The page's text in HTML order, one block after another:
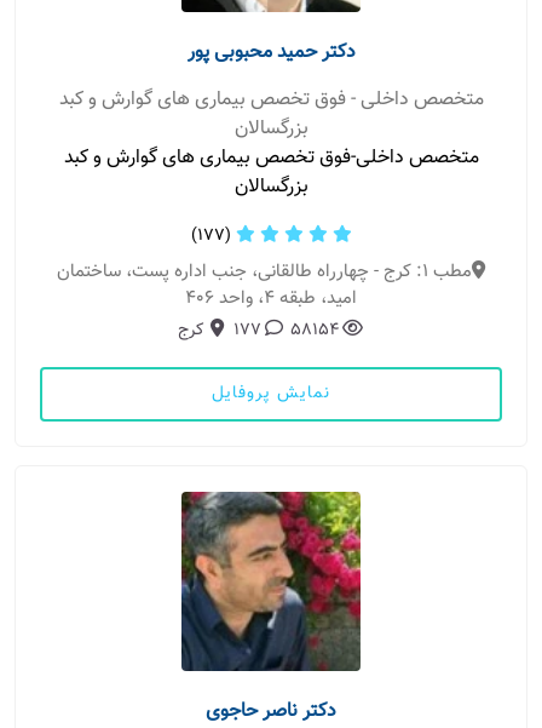
دکتر حمید محبوبی پور
متخصص داخلی - فوق تخصص بیماری های گوارش و کبد
بزرگسالان
متخصص داخلی-فوق تخصص بیماری های گوارش و کبد
بزرگسالان
(177)
مطب 1: کرج - چهارراه طالقانی، جنب اداره پست، ساختمان
امید، طبقه 4، واحد 406
58154
177 کرج
نمایش پروفایل
دکتر ناصر حاجوی